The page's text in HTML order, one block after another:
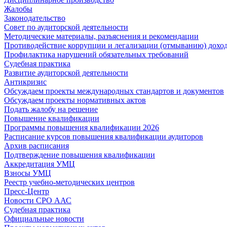
Жалобы
Законодательство
Совет по аудиторской деятельности
Методические материалы, разъяснения и рекомендации
Противодействие коррупции и легализации (отмыванию)
Профилактика нарушений обязательных требований
Судебная практика
Развитие аудиторской деятельности
Антикризис
Обсуждаем проекты международных стандартов и документов
Обсуждаем проекты нормативных актов
Подать жалобу на решение
Повышение квалификации
Программы повышения квалификации 2026
Расписание курсов повышения квалификации аудиторов
Архив расписания
Подтверждение повышения квалификации
Аккредитация УМЦ
Взносы УМЦ
Реестр учебно-методических центров
Пресс-Центр
Новости СРО ААС
Судебная практика
Официальные новости